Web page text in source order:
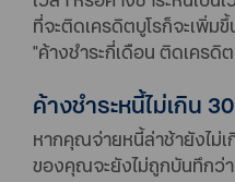
ที่จะติดเครดิตบูโรก็จะเพิ่
"ค้างชําระกี่เดือน ติดเครดิ
ค้างชำระหนี้ไม่เกิน
หากคุณจ่ายหนี้ล่าช้ายังไม่เ
ของคุณจะยังไม่ถูกบันทึกว่า